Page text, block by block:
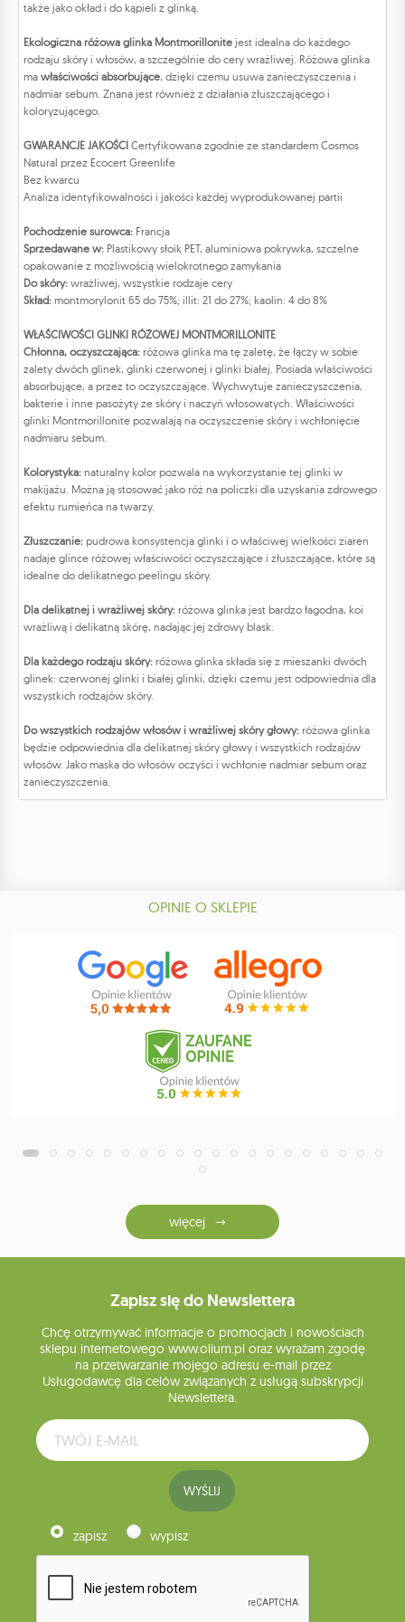
także jako okład i do kąpieli z glinką.
Ekologiczna różowa glinka Montmorillonite jest idealna do każdego
rodzaju skóry i włosów, a szczególnie do cery wrażliwej. Różowa glinka
ma właściwości absorbujące, dzięki czemu usuwa zanieczyszczenia i
nadmiar sebum. Znana jest również z działania złuszczającego i
koloryzującego.
GWARANCJE JAKOŚCI Certyfikowana zgodnie ze standardem Cosmos
Natural przez Ecocert Greenlife
Bez kwarcu
Analiza identyfikowalności i jakości każdej wyprodukowanej partii
Pochodzenie surowca: Francja
Sprzedawane w: Plastikowy słoik PET, aluminiowa pokrywka, szczelne
opakowanie z możliwością wielokrotnego zamykania
Do skóry: wrażliwej, wszystkie rodzaje cery
Skład: montmorylonit 65 do 75%; illit: 21 do 27%; kaolin: 4 do 8%
WŁAŚCIWOŚCI GLINKI RÓŻOWEJ MONTMORILLONITE
Chłonna, oczyszczająca: różowa glinka ma tę zaletę, że łączy w sobie
zalety dwóch glinek, glinki czerwonej i glinki białej. Posiada właściwości
absorbujące, a przez to oczyszczające. Wychwytuje zanieczyszczenia,
bakterie i inne pasożyty ze skóry i naczyń włosowatych. Właściwości
glinki Montmorillonite pozwalają na oczyszczenie skóry i wchłonięcie
nadmiaru sebum.
Kolorystyka: naturalny kolor pozwala na wykorzystanie tej glinki w
makijażu. Można ją stosować jako róż na policzki dla uzyskania zdrowego
efektu rumieńca na twarzy.
Złuszczanie: pudrowa konsystencja glinki i o właściwej wielkości ziaren
nadaje glince różowej właściwości oczyszczające i złuszczające, które są
idealne do delikatnego peelingu skóry.
Dla delikatnej i wrażliwej skóry: różowa glinka jest bardzo łagodna, koi
wrażliwą i delikatną skórę, nadając jej zdrowy blask.
Dla każdego rodzaju skóry: różowa glinka składa się z mieszanki dwóch
glinek: czerwonej glinki i białej glinki, dzięki czemu jest odpowiednia dla
wszystkich rodzajów skóry.
Do wszystkich rodzajów włosów i wrażliwej skóry głowy: różowa glinka
będzie odpowiednia dla delikatnej skóry głowy i wszystkich rodzajów
włosów. Jako maska do włosów ​oczyści i wchłonie nadmiar sebum oraz
zanieczyszczenia.
OPINIE O SKLEPIE
więcej
Zapisz się do Newslettera
Chcę otrzymywać informacje o promocjach i nowościach
sklepu internetowego www.olium.pl oraz wyrażam zgodę
na przetwarzanie mojego adresu e-mail przez
Usługodawcę dla celów związanych z usługą subskrypcji
Newslettera.
WYŚLIJ
zapisz wypisz